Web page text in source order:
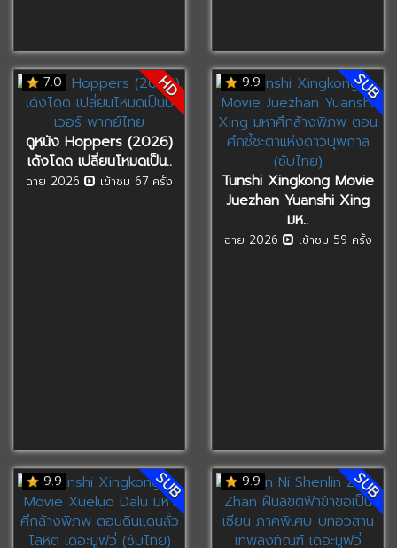
7.0 HD
ดูหนัง Hoppers (2026)
เด้งโดด เปลี่ยนโหมดเป็น..
ฉาย 2026 เข้าชม 67 ครั้ง
9.9 SUB
Tunshi Xingkong Movie
Juezhan Yuanshi Xing
มห..
ฉาย 2026 เข้าชม 59 ครั้ง
9.9 SUB 9.9 SUB